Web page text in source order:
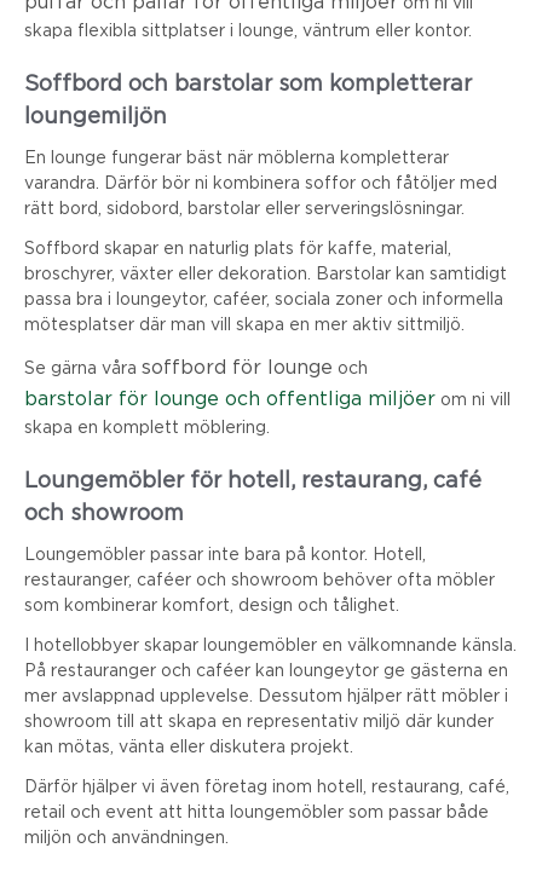
skapa flexibla sittplatser i lounge, väntrum eller kontor.
Soffbord och barstolar som kompletterar
loungemiljön
En lounge fungerar bäst när möblerna kompletterar
varandra. Därför bör ni kombinera soffor och fåtöljer med
rätt bord, sidobord, barstolar eller serveringslösningar.
Soffbord skapar en naturlig plats för kaffe, material,
broschyrer, växter eller dekoration. Barstolar kan samtidigt
passa bra i loungeytor, caféer, sociala zoner och informella
mötesplatser där man vill skapa en mer aktiv sittmiljö.
Se gärna våra soffbord för lounge och
barstolar för lounge och offentliga miljöer om ni vill
skapa en komplett möblering.
Loungemöbler för hotell, restaurang, café
och showroom
Loungemöbler passar inte bara på kontor. Hotell,
restauranger, caféer och showroom behöver ofta möbler
som kombinerar komfort, design och tålighet.
I hotellobbyer skapar loungemöbler en välkomnande känsla.
På restauranger och caféer kan loungeytor ge gästerna en
mer avslappnad upplevelse. Dessutom hjälper rätt möbler i
showroom till att skapa en representativ miljö där kunder
kan mötas, vänta eller diskutera projekt.
Därför hjälper vi även företag inom hotell, restaurang, café,
retail och event att hitta loungemöbler som passar både
miljön och användningen.